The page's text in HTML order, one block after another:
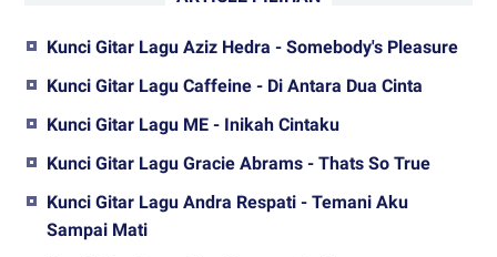
Kunci Gitar Lagu Aziz Hedra - Somebody's Pleasure
Kunci Gitar Lagu Caffeine - Di Antara Dua Cinta
Kunci Gitar Lagu ME - Inikah Cintaku
Kunci Gitar Lagu Gracie Abrams - Thats So True
Kunci Gitar Lagu Andra Respati - Temani Aku
Sampai Mati